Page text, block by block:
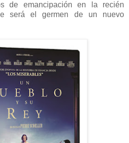
de emancipación en la recién
será el germen de un nuevo